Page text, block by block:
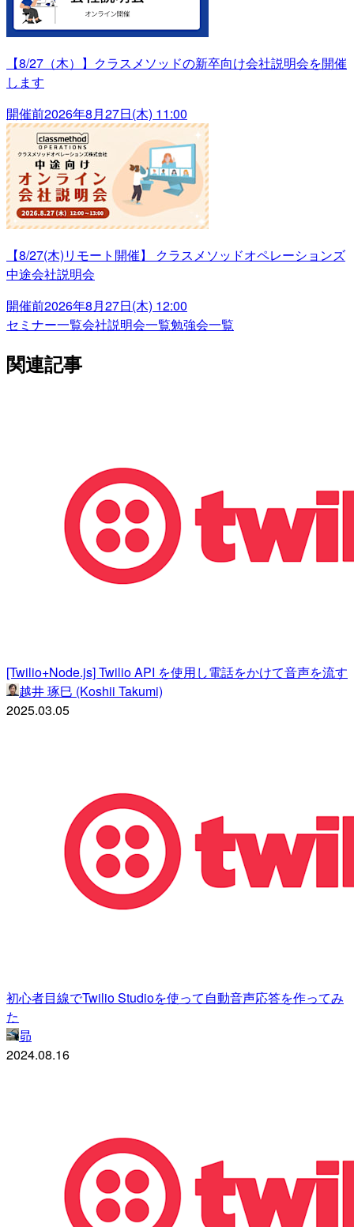
【8/27（木）】クラスメソッドの新卒向け会社説明会を開催
します
開催前2026年8月27日(木) 11:00
【8/27(木)リモート開催】 クラスメソッドオペレーションズ
中途会社説明会
開催前2026年8月27日(木) 12:00
セミナー一覧会社説明会一覧勉強会一覧
関連記事
[Twilio+Node.js] Twilio API を使用し電話をかけて音声を流す
越井 琢巳 (Koshii Takumi)
2025.03.05
初心者目線でTwilio Studioを使って自動音声応答を作ってみ
た
昴
2024.08.16